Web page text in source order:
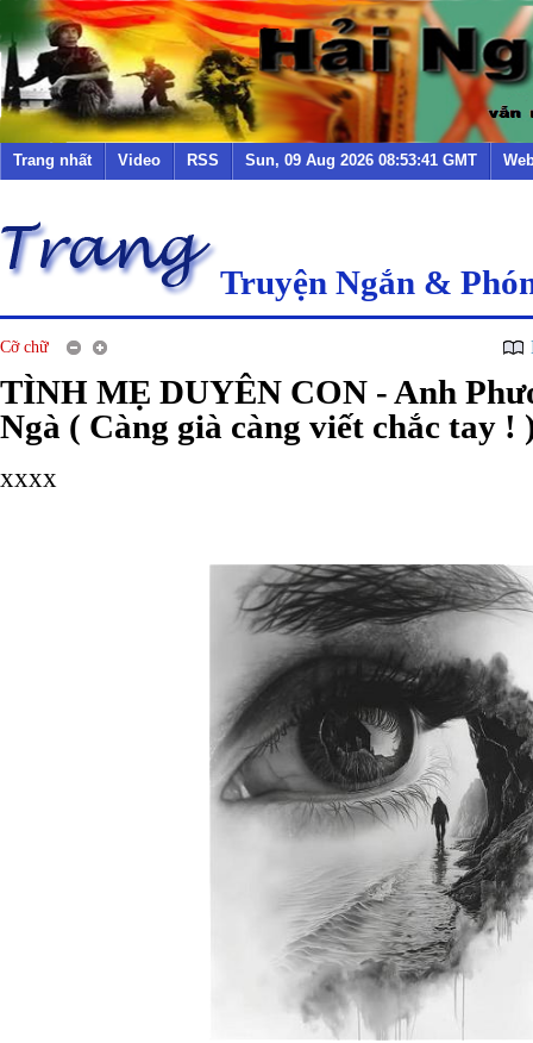
Trang nhất Video RSS Sun, 09 Aug 2026 08:53:41 GMT
Truyện Ngắn &
Cỡ chữ
TÌNH MẸ DUYÊN CON - Anh
Ngà ( Càng già càng viết chắc tay !
xxxx